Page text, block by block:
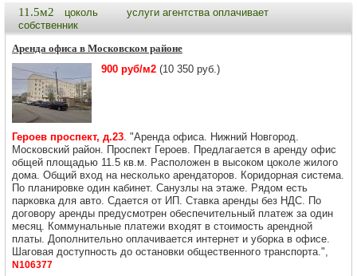
11.5м2 цоколь
услуги агентства оплачивает
собственник
Аренда офиса в Московском районе
900 руб/м2 (10 350 руб.)
Героев проспект, д.23. "Аренда офиса. Нижний Новгород.
Московский район. Проспект Героев. Предлагается в аренду офис
общей площадью 11.5 кв.м. Расположен в высоком цоколе жилого
дома. Общий вход на несколько арендаторов. Коридорная система.
По планировке один кабинет. Санузлы на этаже. Рядом есть
парковка для авто. Сдается от ИП. Ставка аренды без НДС. По
договору аренды предусмотрен обеспечительный платеж за один
месяц. Коммунальные платежи входят в стоимость арендной
платы. Дополнительно оплачивается интернет и уборка в офисе.
Шаговая доступность до остановки общественного транспорта.",
N106377